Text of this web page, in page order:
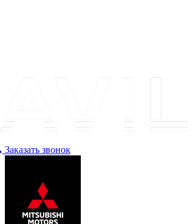
Заказать звонок